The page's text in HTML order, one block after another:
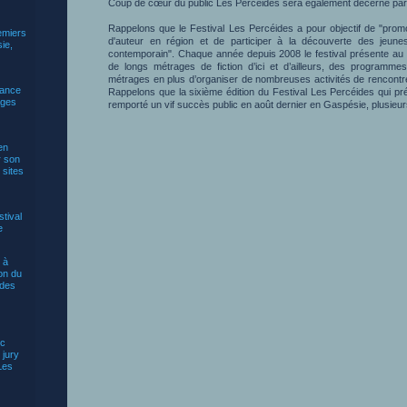
son
sites
à
du
jury
Coup de cœur du public Les Percéides sera également décerné
Rappelons que le Festival Les Percéides a pour objectif de
d'auteur en région et de participer à la découverte des
contemporain". Chaque année depuis 2008 le festival présente au
de longs métrages de fiction d’ici et d’ailleurs, des
métrages en plus d’organiser de nombreuses activités de
Rappelons que la sixième édition du Festival Les Percéides qui
remporté un vif succès public en août dernier en Gaspésie,